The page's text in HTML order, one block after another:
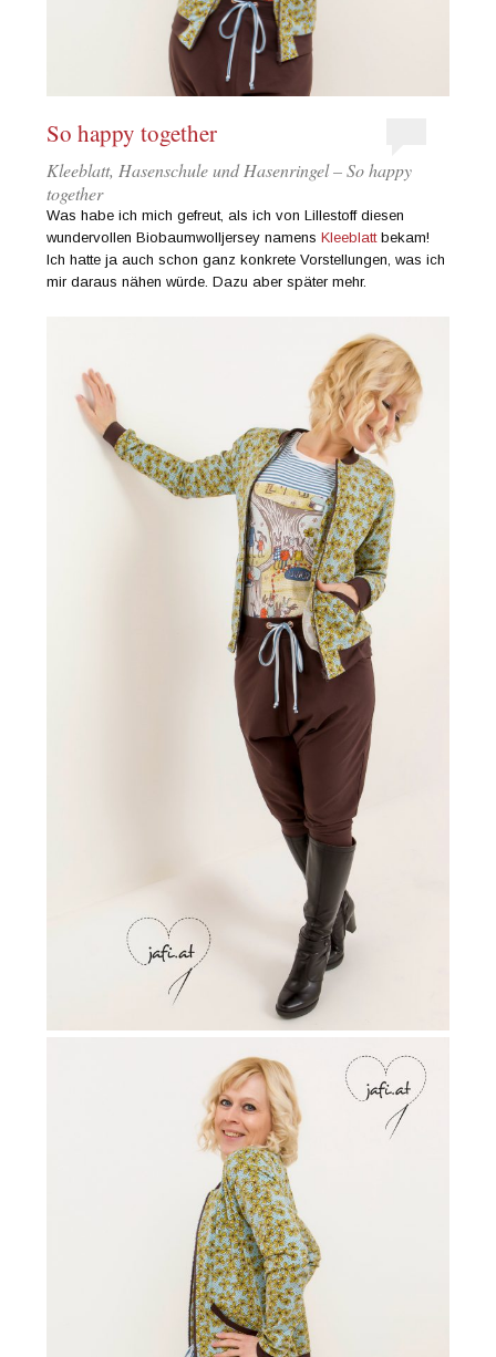
So happy together
Kleeblatt, Hasenschule und Hasenringel – So happy
together
Was habe ich mich gefreut, als ich von Lillestoff diesen
wundervollen Biobaumwolljersey namensKleeblattbekam!
Ich hatte ja auch schon ganz konkrete Vorstellungen, was ich
mir daraus nähen würde. Dazu aber später mehr.